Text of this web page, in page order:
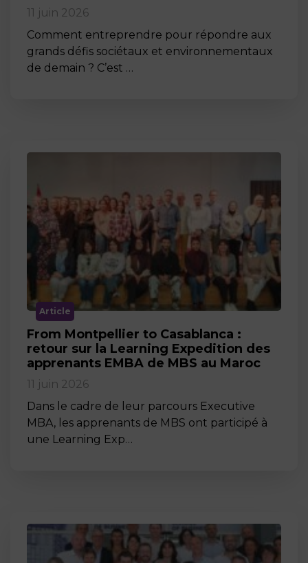
11 juin 2026
Comment entreprendre pour répondre aux
grands défis sociétaux et environnementaux
de demain ? C’est …
Article
From Montpellier to Casablanca :
retour sur la Learning Expedition des
apprenants EMBA de MBS au Maroc
11 juin 2026
Dans le cadre de leur parcours Executive
MBA, les apprenants de MBS ont participé à
une Learning Exp…